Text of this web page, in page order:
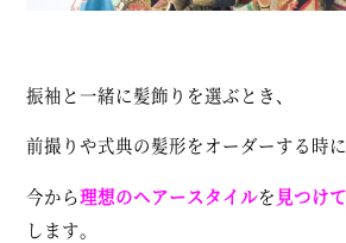
振袖と一緒に髪飾りを選ぶとき、
前撮りや式典の髪形をオーダーする時
今から理想のヘアースタイルを 見つけ
します。